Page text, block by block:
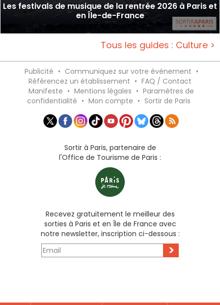
Les festivals de musique de la rentrée 2026 à Paris et
en Île-de-France
Tous les guides : Culture >
Publicité • Communiquez sur votre événement •
Référencez un établissement • FAQ / Contact
Manifeste • Mentions légales • Paramètres de
confidentialité • Mon compte • Sortir de Paris
Sortir à Paris, partenaire de
l'Office de Tourisme de Paris :
Recevez gratuitement le meilleur des
sorties à Paris et en Île de France avec
notre newsletter, inscription ci-dessous :
>